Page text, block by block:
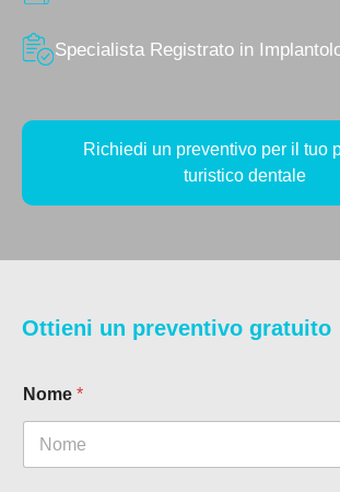
Specialista Registrato in
Richiedi un preventivo per il tuo
turistico dentale
Ottieni un preventivo gratuito
Nome *